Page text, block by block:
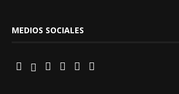
MEDIOS SOCIALES